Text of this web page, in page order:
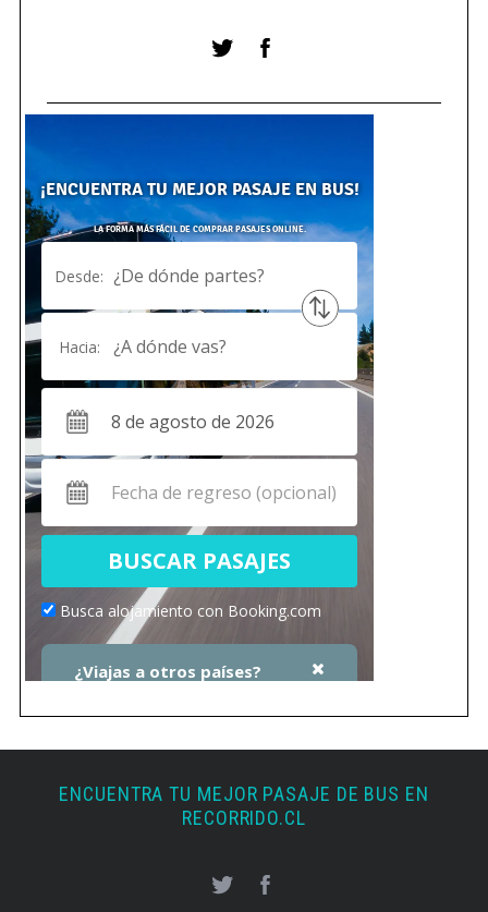
ENCUENTRA TU MEJOR PASAJE DE BUS EN
RECORRIDO.CL